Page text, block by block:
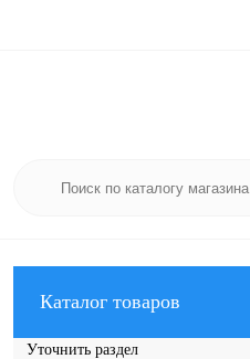
Каталог товаров
Уточнить раздел